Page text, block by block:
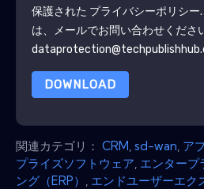
保護された プライバシーポリシー
は、メールでお問い合わせくださ
DOWNLOAD
関連カテゴリ： CRM sd-wan ア
プライズソフトウェア エンタープ
ング（ERP）
エンドユーザーエク